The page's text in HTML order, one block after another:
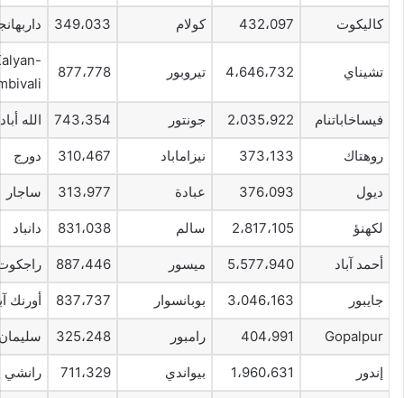
كاليكوت 432،097 كولام 349،033
تشيناي 4،646،732 تيروبور 877،778
فيساخاباتنام 2،035،922 جونتور 743،354 الله أباد
روهتاك 373،133 نيزاماباد 310،467 دورج
ديول 376،093 عبادة 313،977 ساجار
لكهنؤ 2،817،105 سالم 831،038 دانباد
أحمد آباد 5،577،940 ميسور 887،446
جايبور 3،046،163 بوبانسوار 837،737 أورنك
Gopalpur 404،991 رامبور 325،248
إندور 1،960،631 بيواندي 711،329 رانشي